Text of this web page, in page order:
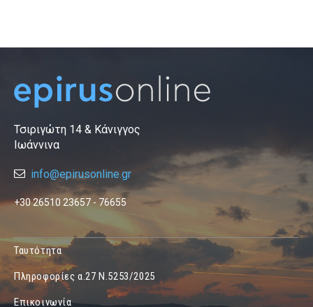
Τσιριγώτη 14 & Κάνιγγος
Ιωάννινα
info@epirusonline.gr
+30 26510 23657 - 76655
Ταυτότητα
Πληροφορίες α.27 Ν.5253/2025
Επικοινωνία